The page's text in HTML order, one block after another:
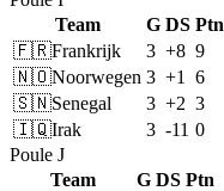
Team
G DS Ptn
🇫🇷Frankrijk 3 +8 9
🇳🇴Noorwegen 3 +1
6
🇸🇳Senegal 3 +2 3
🇮🇶Irak 3 -11 0
Poule J
Team
G DS Ptn